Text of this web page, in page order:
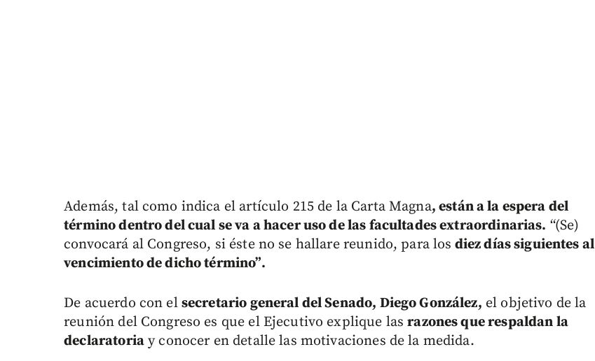
Además, tal como indica el artículo 215 de la Carta Magna, están a la espera del
término dentro del cual se va a hacer uso de las facultades extraordinarias. “(Se)
convocará al Congreso, si éste no se hallare reunido, para los diez días siguientes al
vencimiento de dicho término”.
De acuerdo con el secretario general del Senado, Diego González, el objetivo de la
reunión del Congreso es que el Ejecutivo explique lasrazones que respaldan la
declaratoria y conocer en detalle las motivaciones de la medida.